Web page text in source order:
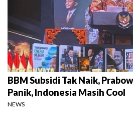
BBM Subsidi Tak Naik,
Panik, Indonesia Masih Cool
NEWS